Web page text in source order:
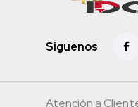
Siguenos
Atención a